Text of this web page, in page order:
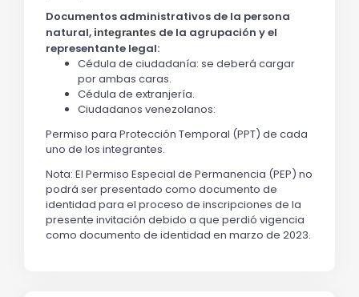
Documentos administrativos de la persona
natural, integrantes de la agrupación y el
representante legal:
Cédula de ciudadanía: se deberá cargar
por ambas caras.
Cédula de extranjería.
Ciudadanos venezolanos:
Permiso para Protección Temporal (PPT) de cada
uno de los integrantes.
Nota: El Permiso Especial de Permanencia (PEP) no
podrá ser presentado como documento de
identidad para el proceso de inscripciones de la
presente invitación debido a que perdió vigencia
como documento de identidad en marzo de 2023.